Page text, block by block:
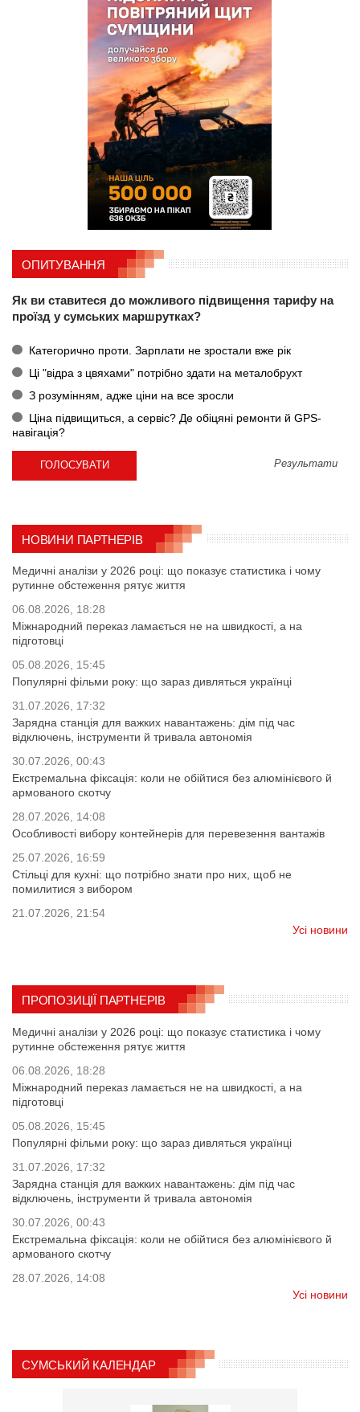
ОПИТУВАННЯ
Як ви ставитеся до можливого підвищення тарифу на
проїзд у сумських маршрутках?
Категорично проти. Зарплати не зростали вже рік
Ці "відра з цвяхами" потрібно здати на металобрухт
З розумінням, адже ціни на все зросли
Ціна підвищиться, а сервіс? Де обіцяні ремонти й GPS-
навігація?
Результати
НОВИНИ ПАРТНЕРІВ
Медичні аналізи у 2026 році: що показує статистика і чому
рутинне обстеження рятує життя
06.08.2026, 18:28
Міжнародний переказ ламається не на швидкості, а на
підготовці
05.08.2026, 15:45
Популярні фільми року: що зараз дивляться українці
31.07.2026, 17:32
Зарядна станція для важких навантажень: дім під час
відключень, інструменти й тривала автономія
30.07.2026, 00:43
Екстремальна фіксація: коли не обійтися без алюмінієвого й
армованого скотчу
28.07.2026, 14:08
Особливості вибору контейнерів для перевезення вантажів
25.07.2026, 16:59
Стільці для кухні: що потрібно знати про них, щоб не
помилитися з вибором
21.07.2026, 21:54
Усі новини
ПРОПОЗИЦІЇ ПАРТНЕРІВ
Медичні аналізи у 2026 році: що показує статистика і чому
рутинне обстеження рятує життя
06.08.2026, 18:28
Міжнародний переказ ламається не на швидкості, а на
підготовці
05.08.2026, 15:45
Популярні фільми року: що зараз дивляться українці
31.07.2026, 17:32
Зарядна станція для важких навантажень: дім під час
відключень, інструменти й тривала автономія
30.07.2026, 00:43
Екстремальна фіксація: коли не обійтися без алюмінієвого й
армованого скотчу
28.07.2026, 14:08
Усі новини
СУМСЬКИЙ КАЛЕНДАР